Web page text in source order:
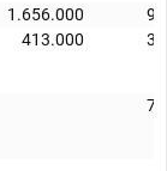
1.656.000
413.000